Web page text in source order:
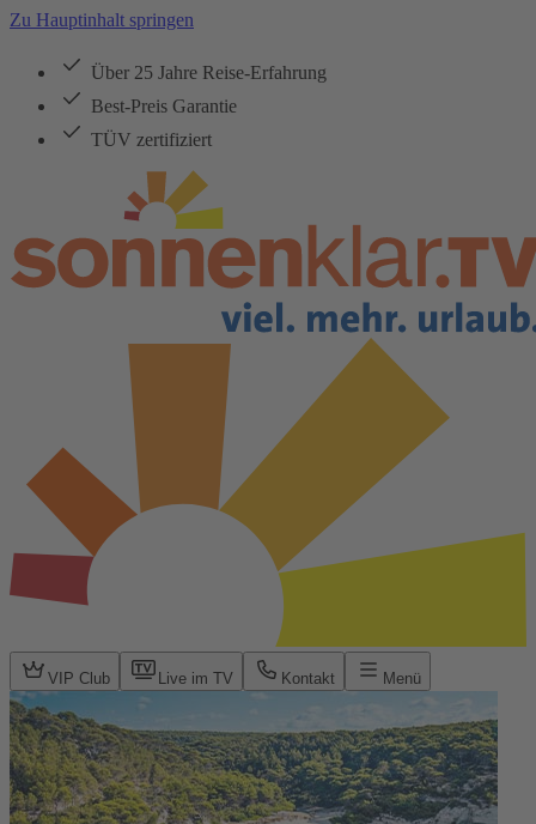
Zu Hauptinhalt springen
Über 25 Jahre Reise-Erfahrung
Best-Preis Garantie
TÜV zertifiziert
VIP Club Live im TV Kontakt Menü